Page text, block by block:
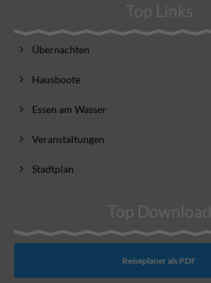
Top Links
Übernachten
Hausboote
Essen am Wasser
Veranstaltungen
Stadtplan
Top Download
Reiseplaner als PDF